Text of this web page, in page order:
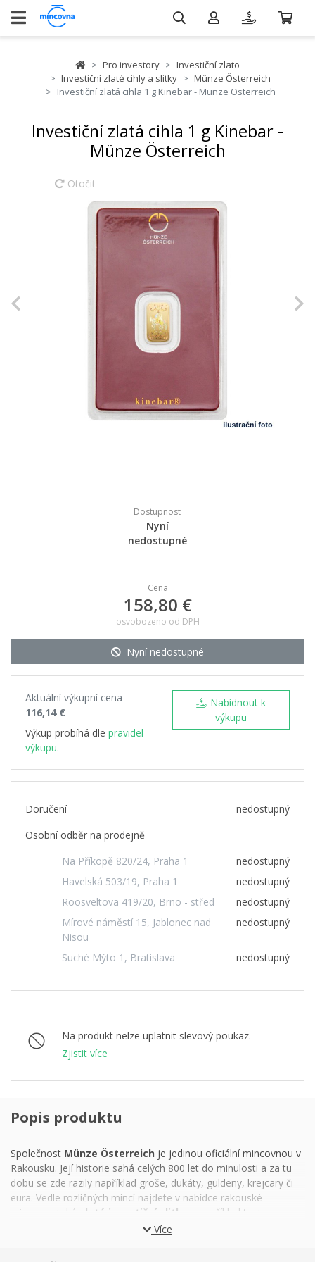
Pro investory
Investiční zlato
Investiční zlaté cihly a slitky
Münze Österreich
Investiční zlatá cihla 1 g Kinebar - Münze Österreich
Investiční zlatá cihla 1 g Kinebar -
Münze Österreich
Otočit
Previous
Dostupnost
Nyní
nedostupné
Cena
158,80 €
osvobozeno od DPH
Nyní nedostupné
Aktuální výkupní cena
116,14 €
Výkup probíhá dle pravidel
výkupu.
výkupu
Doručení
nedostupný
Osobní odběr na prodejně
Na Příkopě 820/24, Praha 1
nedostupný
Havelská 503/19, Praha 1
nedostupný
Roosveltova 419/20, Brno - střed
nedostupný
Mírové náměstí 15, Jablonec nad
Nisou
nedostupný
Suché Mýto 1, Bratislava nedostupný
Na produkt nelze uplatnit slevový poukaz.
Zjistit více
Popis produktu
Společnost Münze Österreich je jedinou oficiální mincovnou v
Rakousku. Její historie sahá celých 800 let do minulosti a za tu
dobu se zde razily například groše, dukáty, guldeny, krejcary či
eura. Vedle rozličných mincí najdete v nabídce rakouské
mincovny také
zlaté investiční slitky
– například tento
Kinebar, jehož hmotnost činí 1 gram.
Více